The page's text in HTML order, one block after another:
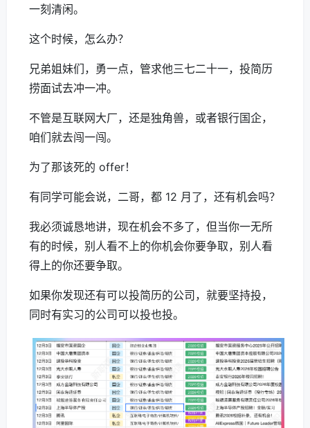
一刻清闲。
这个时候，怎么办？
兄弟姐妹们，勇一点，管求他三七二十一，投简历
捞面试去冲一冲。
不管是互联网大厂，还是独角兽，或者银行国企，
咱们就去闯一闯。
为了那该死的 offer！
有同学可能会说，二哥，都 12 月了，还有机会吗？
我必须诚恳地讲，现在机会不多了，但当你一无所
有的时候，别人看不上的你机会你要争取，别人看
得上的你还要争取。
如果你发现还有可以投简历的公司，就要坚持投，
同时有实习的公司可以投也投。